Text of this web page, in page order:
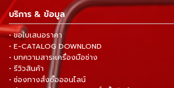
บริการ & ข้อมูล
• ขอใบเสนอราคา
• E-CATALOG DOWNLOND
• บทความสาระเครื่องมือช่าง
• รีวิวสินค้า
• ช่องทางสั่งซื้อออนไลน์